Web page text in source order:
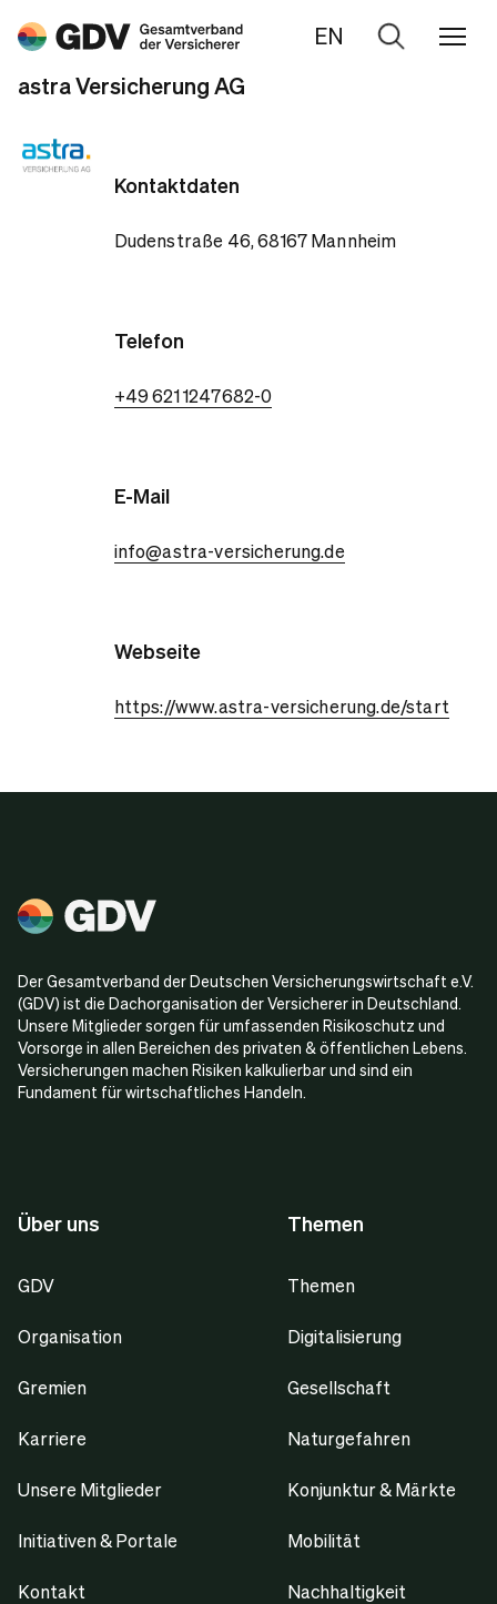
EN
Zur
astra Versicherung AG
Kontaktdaten
Dudenstraße 46, 68167 Mannheim
Telefon
+49 621 1247682-0
E-Mail
info@astra-versicherung.de
Webseite
https://www.astra-versicherung.de/start
Der Gesamtverband der Deutschen Versicherungswirtschaft e.V.
(GDV) ist die Dachorganisation der Versicherer in Deutschland.
Unsere Mitglieder sorgen für umfassenden Risikoschutz und
Vorsorge in allen Bereichen des privaten & öffentlichen Lebens.
Versicherungen machen Risiken kalkulierbar und sind ein
Fundament für wirtschaftliches Handeln.
Über uns
GDV
Organisation
Gremien
Karriere
Unsere Mitglieder
Initiativen & Portale
Kontakt
Themen
Themen
Digitalisierung
Gesellschaft
Naturgefahren
Konjunktur & Märkte
Mobilität
Nachhaltigkeit